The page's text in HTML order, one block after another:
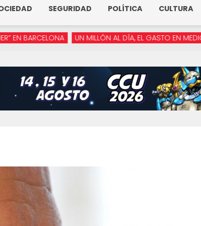
SEGURIDAD POLÍTICA CULTURA
UN MILLÓN AL DÍA, EL GASTO EN MEDIOS DE ARMENTA